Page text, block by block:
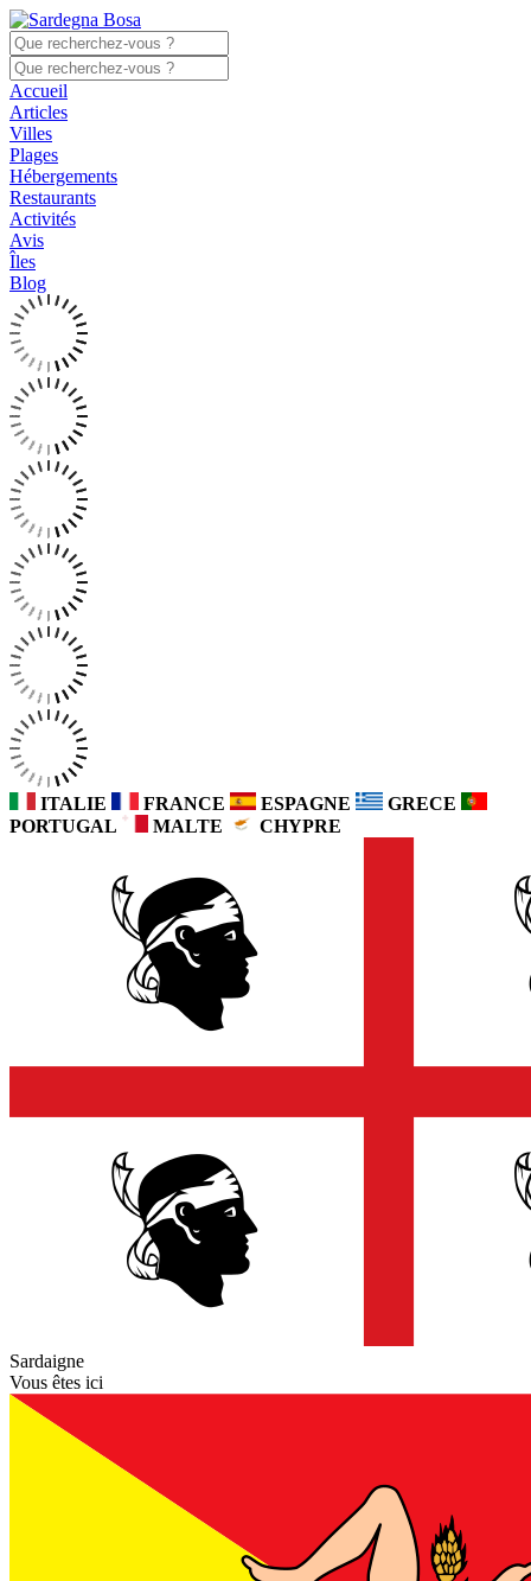
Accueil
Articles
Villes
Plages
Hébergements
Restaurants
Activités
Avis
Îles
Blog
ITALIE FRANCE ESPAGNE
GRECE
PORTUGAL
MALTE CHYPRE
Sardaigne
Vous êtes ici